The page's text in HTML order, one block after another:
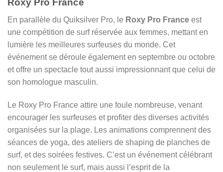
Roxy Pro France
En parallèle du Quiksilver Pro, le Roxy Pro France est
une compétition de surf réservée aux femmes, mettant en
lumière les meilleures surfeuses du monde. Cet
événement se déroule également en septembre ou octobre
et offre un spectacle tout aussi impressionnant que celui de
son homologue masculin.
Le Roxy Pro France attire une foule nombreuse, venant
encourager les surfeuses et profiter des diverses activités
organisées sur la plage. Les animations comprennent des
séances de yoga, des ateliers de shaping de planches de
surf, et des soirées festives. C’est un événement célébrant
non seulement le surf, mais aussi l’esprit de la